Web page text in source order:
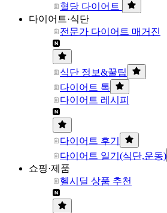
혈당 다이어트
다이어트·식단
전문가 다이어트 매거진
식단 정보&꿀팁
다이어트 톡
다이어트 레시피
다이어트 후기
다이어트 일기(식단,운동)
쇼핑·제품
헬시딜 상품 추천